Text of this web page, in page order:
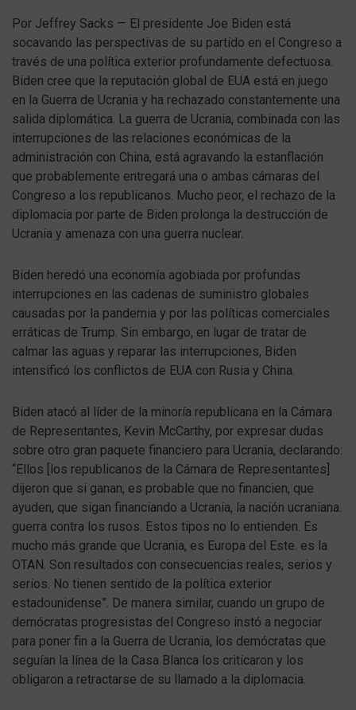
Por Jeffrey Sacks — El presidente Joe Biden está
socavando las perspectivas de su partido en el Congreso a
través de una política exterior profundamente defectuosa.
Biden cree que la reputación global de EUA está en juego
en la Guerra de Ucrania y ha rechazado constantemente una
salida diplomática. La guerra de Ucrania, combinada con las
interrupciones de las relaciones económicas de la
administración con China, está agravando la estanflación
que probablemente entregará una o ambas cámaras del
Congreso a los republicanos. Mucho peor, el rechazo de la
diplomacia por parte de Biden prolonga la destrucción de
Ucrania y amenaza con una guerra nuclear.
Biden heredó una economía agobiada por profundas
interrupciones en las cadenas de suministro globales
causadas por la pandemia y por las políticas comerciales
erráticas de Trump. Sin embargo, en lugar de tratar de
calmar las aguas y reparar las interrupciones, Biden
intensificó los conflictos de EUA con Rusia y China.
Biden atacó al líder de la minoría republicana en la Cámara
de Representantes, Kevin McCarthy, por expresar dudas
sobre otro gran paquete financiero para Ucrania, declarando:
“Ellos [los republicanos de la Cámara de Representantes]
dijeron que si ganan, es probable que no financien, que
ayuden, que sigan financiando a Ucrania, la nación ucraniana.
guerra contra los rusos. Estos tipos no lo entienden. Es
mucho más grande que Ucrania, es Europa del Este. es la
OTAN. Son resultados con consecuencias reales, serios y
serios. No tienen sentido de la política exterior
estadounidense”. De manera similar, cuando un grupo de
demócratas progresistas del Congreso instó a negociar
para poner fin a la Guerra de Ucrania, los demócratas que
seguían la línea de la Casa Blanca los criticaron y los
obligaron a retractarse de su llamado a la diplomacia.